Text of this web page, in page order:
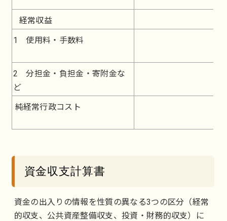
経常収益
1 使用料・手数料
2 分担金・負担金・寄附金な
ど
純経常行政コスト
資金収支計算書
資金の出入りの情報を性質の異なる3つの区分（経常
的収支、公共資産整備収支、投資・財務的収支）に